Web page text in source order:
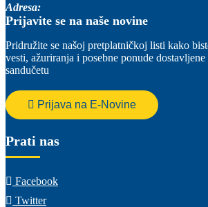
Adresa:
Prijavite se na naše novine
Pridružite se našoj pretplatničkoj listi kako
vesti, ažuriranja i posebne ponude
sandučetu
Prijava na E-Novine
Prati nas
Facebook
Twitter